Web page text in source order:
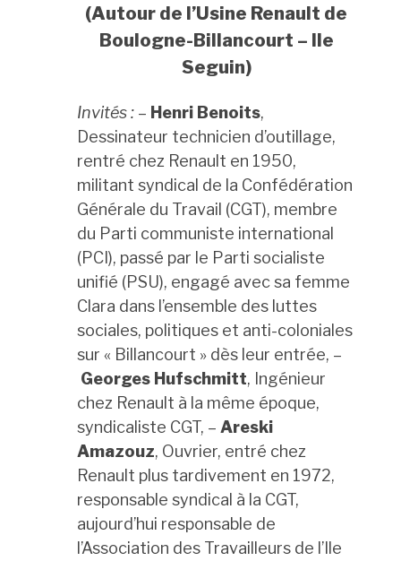
(Autour de l’Usine Renault de
Boulogne-Billancourt – Ile
Seguin)
Invités : – Henri Benoits,
Dessinateur technicien d’outillage,
rentré chez Renault en 1950,
militant syndical de la Confédération
Générale du Travail (CGT), membre
du Parti communiste international
(PCI), passé par le Parti socialiste
unifié (PSU), engagé avec sa femme
Clara dans l’ensemble des luttes
sociales, politiques et anti-coloniales
sur « Billancourt » dès leur entrée, –
Georges Hufschmitt, Ingénieur
chez Renault à la même époque,
syndicaliste CGT, – Areski
Amazouz, Ouvrier, entré chez
Renault plus tardivement en 1972,
responsable syndical à la CGT,
aujourd’hui responsable de
l’Association des Travailleurs de l’Ile